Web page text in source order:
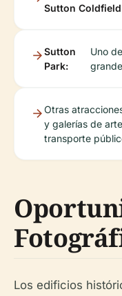
Sutton
Sutton
Park:
Uno
Otras
y galerías de
transporte
Los edificios